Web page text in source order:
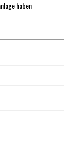
haben